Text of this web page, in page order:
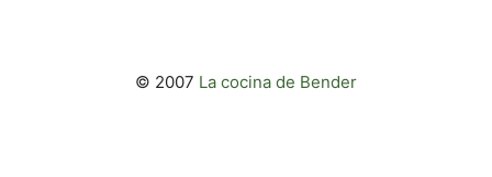
© 2007 La cocina de Bender